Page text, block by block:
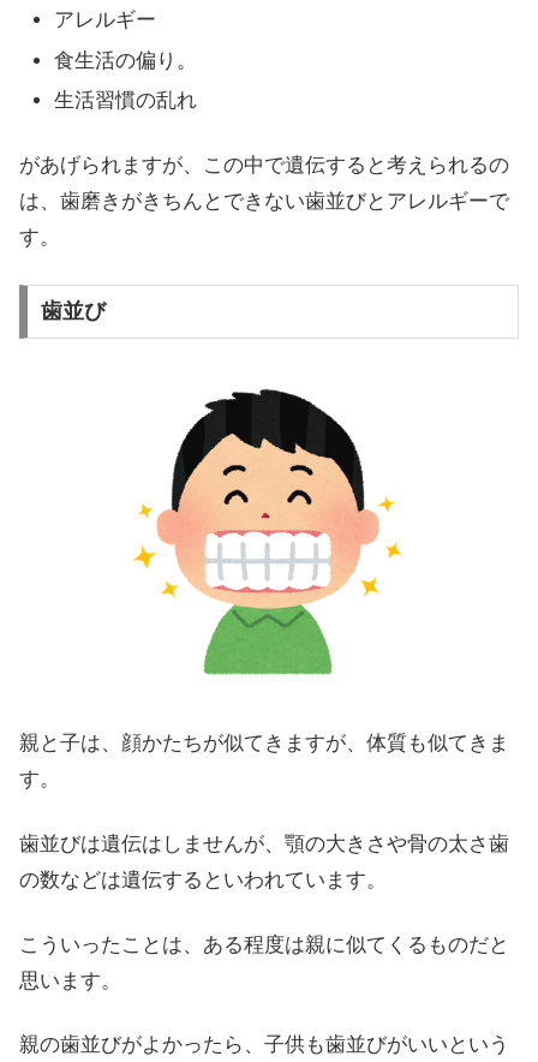
アレルギー
食生活の偏り。
生活習慣の乱れ
があげられますが、この中で遺伝すると考えられるの
は、歯磨きがきちんとできない歯並びとアレルギーで
す。
歯並び
親と子は、顔かたちが似てきますが、体質も似てきま
す。
歯並びは遺伝はしませんが、顎の大きさや骨の太さ歯
の数などは遺伝するといわれています。
こういったことは、ある程度は親に似てくるものだと
思います。
親の歯並びがよかったら、子供も歯並びがいいという